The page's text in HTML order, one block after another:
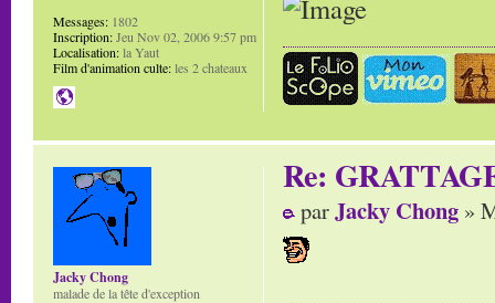
Messages: 1802
Inscription:Jeu Nov 02, 2006 9:57 pm
Localisation:la Yaut
Film d'animation culte:les 2 chateaux
Re:
parJacky Chong »
Jacky Chong
malade de la tête d'exception